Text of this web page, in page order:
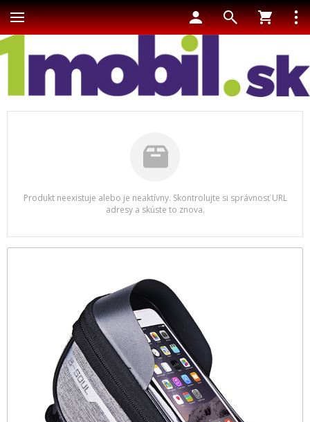
Produkt neexistuje alebo je neaktívny. Skontrolujte si správnosť URL
adresy a skúste to znova.